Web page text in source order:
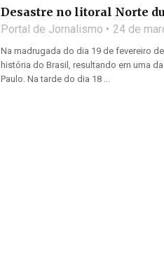
Desastre no litoral Norte
Portal de Jornalismo 24 de
Na madrugada do dia 19 de fevereiro
história do Brasil, resultando em uma
Paulo. Na tarde do dia 18 ...